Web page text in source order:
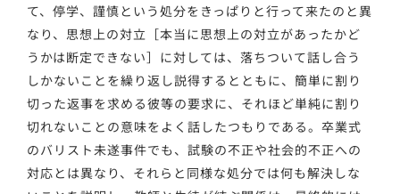
て、停学、謹慎という処分をきっぱりと行って来たのと異
なり、思想上の対立［本当に思想上の対立があったかど
うかは断定できない］に対しては、落ちついて話し合う
しかないことを繰り返し説得するとともに、簡単に割り
切った返事を求める彼等の要求に、それほど単純に割り
切れないことの意味をよく話したつもりである。卒業式
のバリスト未遂事件でも、試験の不正や社会的不正への
対応とは異なり、それらと同様な処分では何も解決しな